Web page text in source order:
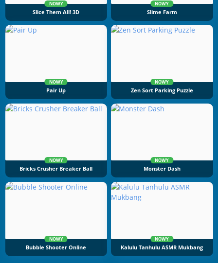
NOWY
Slice Them All! 3D
NOWY
Slime Farm
NOWY
Pair Up
NOWY
Zen Sort Parking Puzzle
NOWY
Bricks Crusher Breaker Ball
NOWY
Monster Dash
NOWY
Bubble Shooter Online
NOWY
Kalulu Tanhulu ASMR Mukbang